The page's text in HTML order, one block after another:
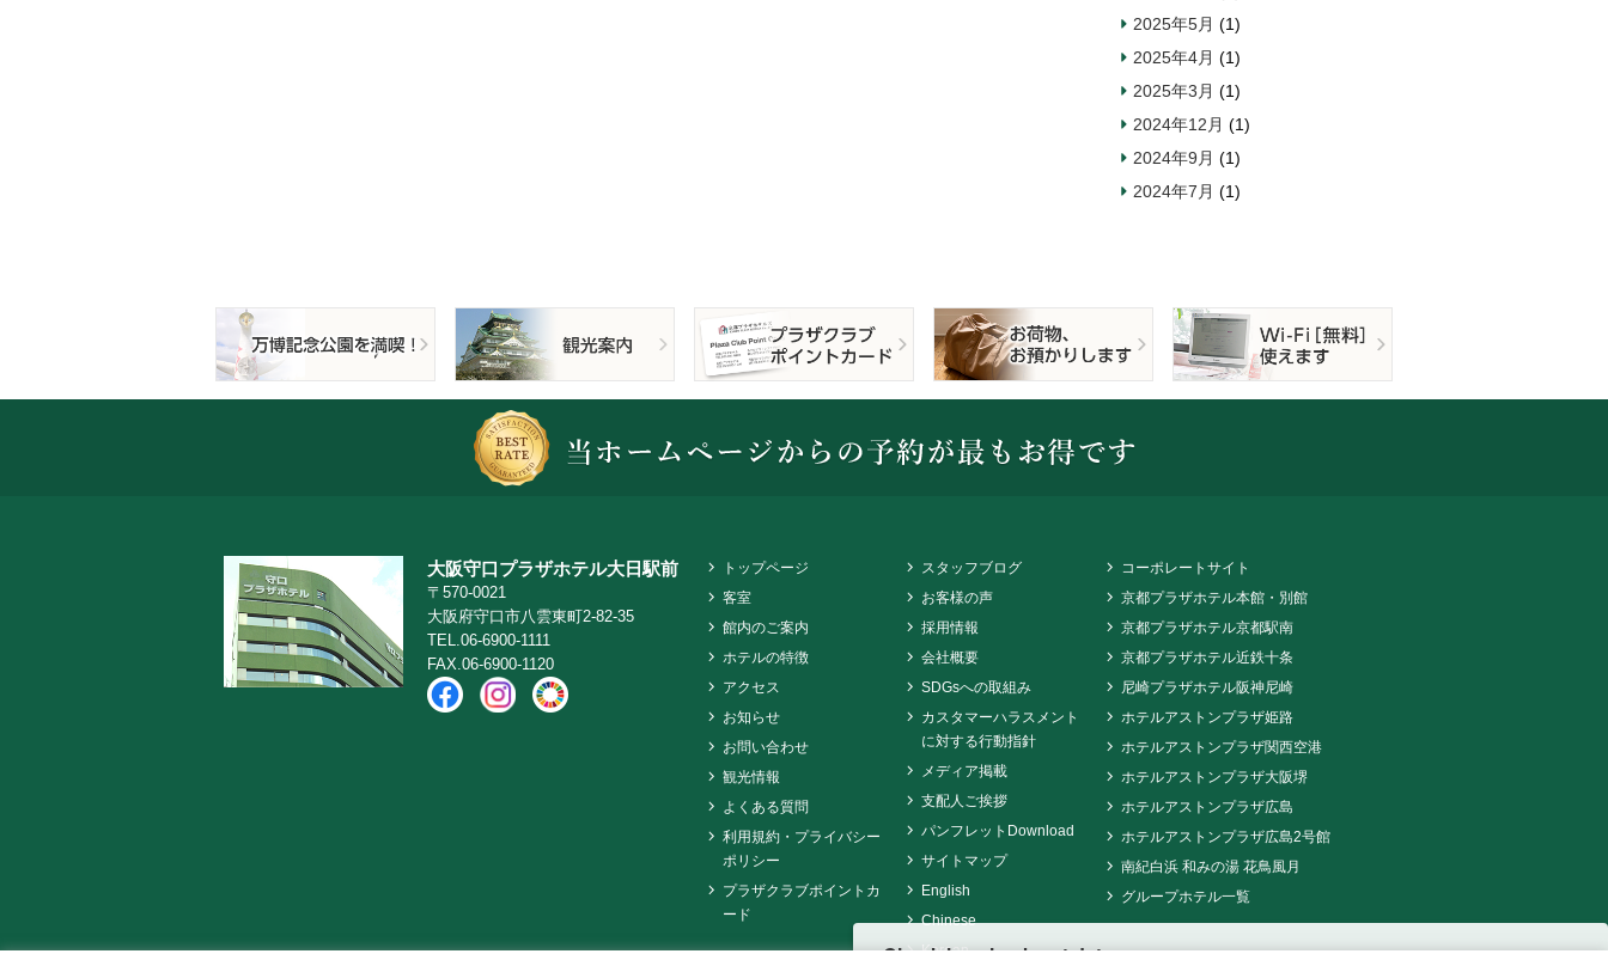
2025年5月 (1)
2025年4月 (1)
2025年3月 (1)
2024年12月 (1)
2024年9月 (1)
2024年7月 (1)
大阪守口プラザホテル大日駅前
〒570-0021
大阪府守口市八雲東町2-82-35
TEL.06-6900-1111
FAX.06-6900-1120
トップページ
客室
館内のご案内
ホテルの特徴
アクセス
お知らせ
お問い合わせ
観光情報
よくある質問
利用規約・プライバシー
ポリシー
プラザクラブポイントカ
ード
スタッフブログ
お客様の声
採用情報
会社概要
SDGsへの取組み
カスタマーハラスメント
に対する行動指針
メディア掲載
支配人ご挨拶
パンフレットDownload
サイトマップ
English
Chinese
Korean
コーポレートサイト
京都プラザホテル本館・別館
京都プラザホテル京都駅南
京都プラザホテル近鉄十条
尼崎プラザホテル阪神尼崎
ホテルアストンプラザ姫路
ホテルアストンプラザ関西空港
ホテルアストンプラザ大阪堺
ホテルアストンプラザ広島
ホテルアストンプラザ広島2号館
南紀白浜 和みの湯 花鳥風月
グループホテル一覧